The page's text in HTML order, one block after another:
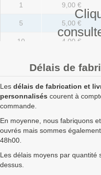
1 9,00 €
5 5,00 €
10 4,00 €
100 1,20 €
500 0,80 €
1000
Délais de
Les délais de fabrication et
personnalisés courent à
commande.
En moyenne, nous fabriquons
ouvrés mais sommes
48h00.
Les délais moyens par quantité
dessus.